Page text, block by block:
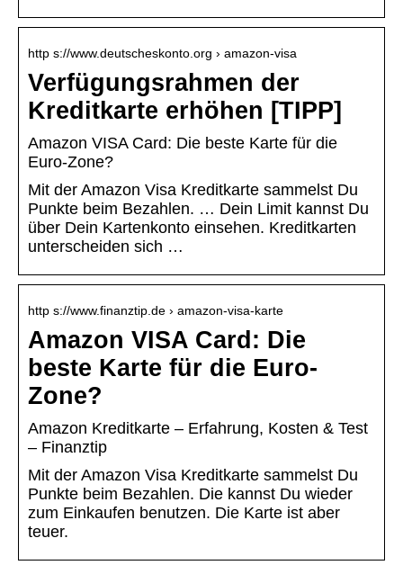
http s://www.deutscheskonto.org › amazon-visa
Verfügungsrahmen der
Kreditkarte erhöhen [TIPP]
Amazon VISA Card: Die beste Karte für die
Euro-Zone?
Mit der Amazon Visa Kreditkarte sammelst Du
Punkte beim Bezahlen. … Dein Limit kannst Du
über Dein Kartenkonto einsehen. Kreditkarten
unterscheiden sich …
http s://www.finanztip.de › amazon-visa-karte
Amazon VISA Card: Die
beste Karte für die Euro-
Zone?
Amazon Kreditkarte – Erfahrung, Kosten & Test
– Finanztip
Mit der Amazon Visa Kreditkarte sammelst Du
Punkte beim Bezahlen. Die kannst Du wieder
zum Einkaufen benutzen. Die Karte ist aber
teuer.